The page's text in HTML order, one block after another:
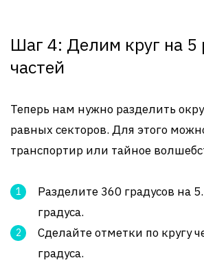
Шаг 4: Делим круг на 5
частей
Теперь нам нужно разделить
равных секторов. Для этого
транспортир или тайное
Разделите 360 градусов на
градуса.
Сделайте отметки по кругу
градуса.